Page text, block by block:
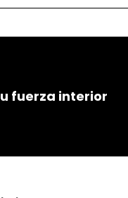
fuerza interior